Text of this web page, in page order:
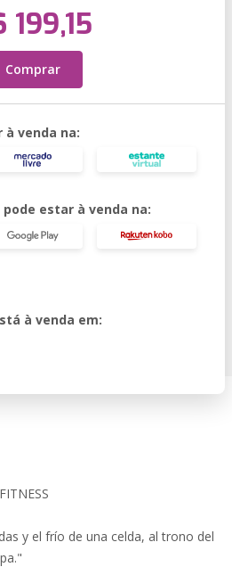
199,15
Comprar
à venda na:
estar à venda na:
à venda em:
y el frío de una celda, al trono del